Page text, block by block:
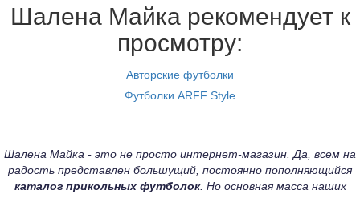
Шалена Майка рекомендует к
просмотру:
Авторские футболки
Футболки ARFF Style
Шалена Майка - это не просто интернет-магазин. Да, всем на
радость представлен большущий, постоянно пополняющийся
каталог прикольных футболок. Но основная масса наших